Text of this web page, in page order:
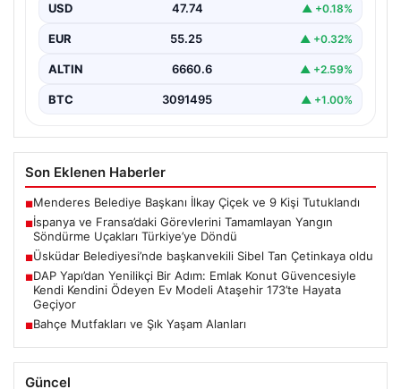
Orman Genel Müdürlüğü tarafından yapılan açıklamada,
büyük…
USD 47.74 ▲ +0.18%
EUR 55.25 ▲ +0.32%
ALTIN 6660.6 ▲ +2.59%
BTC 3091495 ▲ +1.00%
Son Eklenen Haberler
■Menderes Belediye Başkanı İlkay Çiçek ve 9 Kişi Tutuklandı
■İspanya ve Fransa’daki Görevlerini Tamamlayan Yangın
Söndürme Uçakları Türkiye’ye Döndü
■Üsküdar Belediyesi’nde başkanvekili Sibel Tan Çetinkaya oldu
■DAP Yapı’dan Yenilikçi Bir Adım: Emlak Konut Güvencesiyle
Kendi Kendini Ödeyen Ev Modeli Ataşehir 173’te Hayata
Geçiyor
■Bahçe Mutfakları ve Şık Yaşam Alanları
Güncel